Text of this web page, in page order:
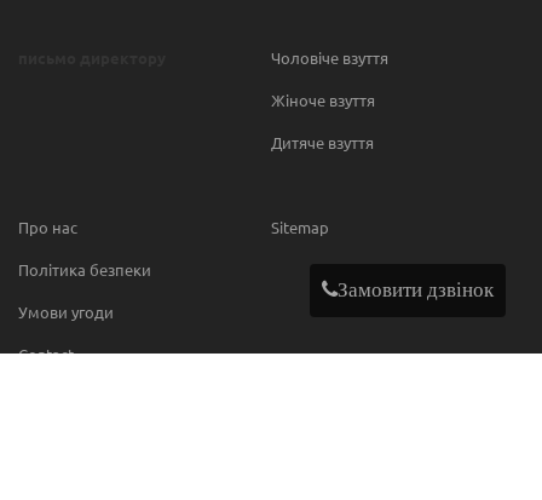
Чоловіче взуття
Жіноче взуття
Дитяче взуття
Про нас
Політика безпеки
Умови угоди
Contact
Sitemap
Замовити дзвінок